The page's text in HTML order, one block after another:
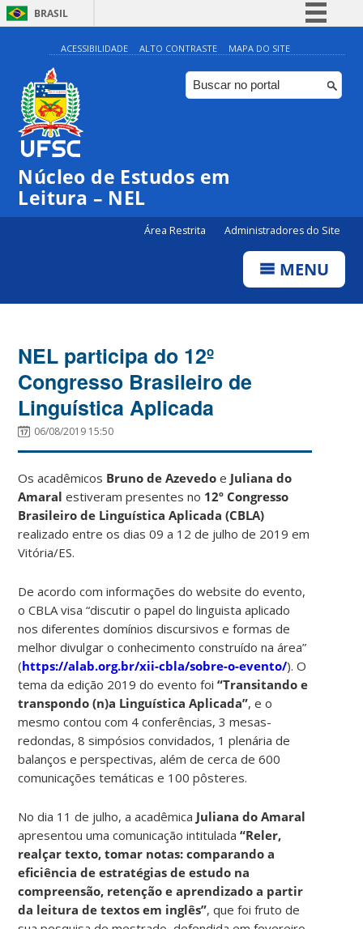
BRASIL
Simplifique!
Comunica BR
Participe
ACESSIBILIDADE ALTO CONTRASTE MAPA DO SITE
Núcleo de Estudos em
Leitura – NEL
Área Restrita Administradores do Site
MENU
NEL participa do 12º
Congresso Brasileiro de
Linguística Aplicada
06/08/2019 15:50
Os acadêmicos Bruno de Azevedo e Juliana do
Amaral estiveram presentes no 12º Congresso
Brasileiro de Linguística Aplicada (CBLA)
realizado entre os dias 09 a 12 de julho de 2019 em
Vitória/ES.
De acordo com informações do website do evento,
o CBLA visa “discutir o papel do linguista aplicado
nos diferentes domínios discursivos e formas de
melhor divulgar o conhecimento construído na área”
(https://alab.org.br/xii-cbla/sobre-o-evento/). O
tema da edição 2019 do evento foi“Transitando e
transpondo (n)a Linguística Aplicada”, e o
mesmo contou com 4 conferências, 3 mesas-
redondas, 8 simpósios convidados, 1 plenária de
balanços e perspectivas, além de cerca de 600
comunicações temáticas e 100 pôsteres.
No dia 11 de julho, a acadêmica Juliana do Amaral
apresentou uma comunicação intitulada“Reler,
realçar texto, tomar notas: comparando a
eficiência de estratégias de estudo na
compreensão, retenção e aprendizado a partir
da leitura de textos em inglês”, que foi fruto de